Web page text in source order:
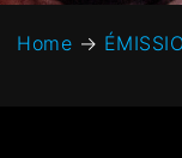
Home →